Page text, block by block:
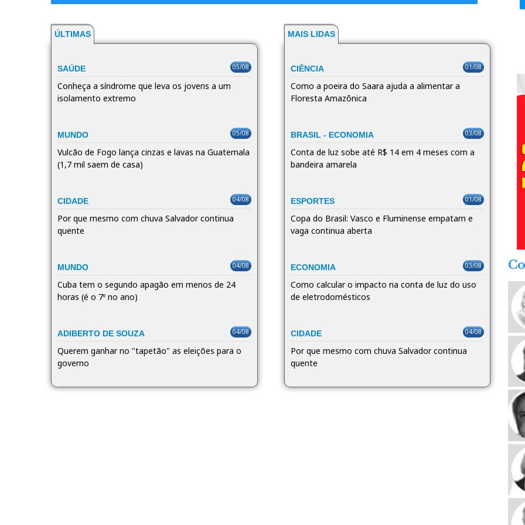
ÚLTIMAS
SAÚDE 05/08
Conheça a síndrome que leva os jovens a um
isolamento extremo
MUNDO 05/08
Vulcão de Fogo lança cinzas e lavas na Guatemala
(1,7 mil saem de casa)
CIDADE 04/08
Por que mesmo com chuva Salvador continua
quente
MUNDO 04/08
Cuba tem o segundo apagão em menos de 24
horas (é o 7º no ano)
ADIBERTO DE SOUZA 04/08
Querem ganhar no "tapetão" as eleições para o
governo
MAIS LIDAS
CIÊNCIA 01/08
Como a poeira do Saara ajuda a alimentar a
Floresta Amazônica
BRASIL - ECONOMIA 03/08
Conta de luz sobe até R$ 14 em 4 meses com a
bandeira amarela
ESPORTES 01/08
Copa do Brasil: Vasco e Fluminense empatam e
vaga continua aberta
ECONOMIA 03/08
Como calcular o impacto na conta de luz do uso
de eletrodomésticos
CIDADE 04/08
Por que mesmo com chuva Salvador continua
quente